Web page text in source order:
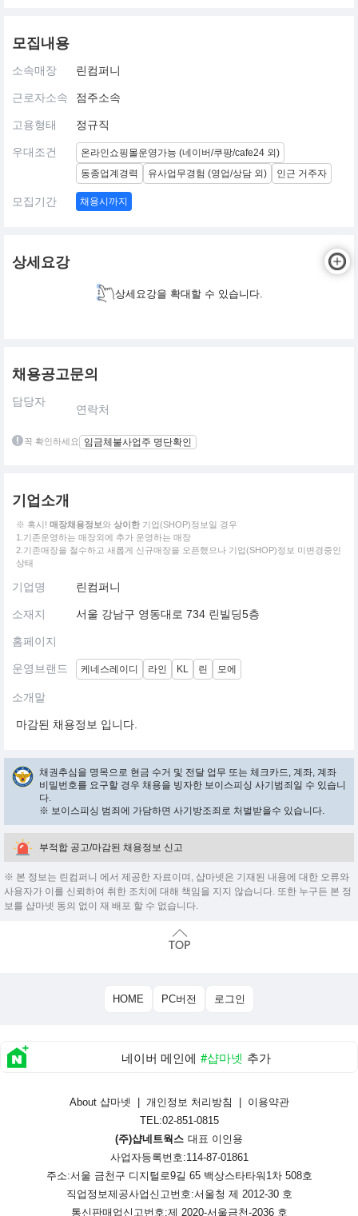
모집내용
소속매장 린컴퍼니
근로자소속 점주소속
고용형태 정규직
우대조건
온라인쇼핑몰운영가능 (네이버/쿠팡/cafe24 외)
동종업계경력
유사업무경험 (영업/상담 외) 인근 거주자
모집기간 채용시까지
상세요강
상세요강을 확대할 수 있습니다.
채용공고문의
담당자
연락처
꼭 확인하세요 임금체불사업주 명단확인
기업소개
※ 혹시! 매장채용정보와 상이한 기업(SHOP)정보일 경우
1.기존운영하는 매장외에 추가 운영하는 매장
2.기존매장을 철수하고 새롭게 신규매장을 오픈했으나 기업(SHOP)정보 미변경중인
상태
기업명 린컴퍼니
소재지 서울 강남구 영동대로 734 린빌딩5층
홈페이지
운영브랜드 케네스레이디 라인 KL 린 모에
소개말
마감된 채용정보 입니다.
채권추심을 명목으로 현금 수거 및 전달 업무 또는 체크카드, 계좌, 계좌
비밀번호를 요구할 경우 채용을 빙자한 보이스피싱 사기범죄일 수 있습니
다.
※ 보이스피싱 범죄에 가담하면 사기방조죄로 처벌받을수 있습니다.
부적합 공고/마감된 채용정보 신고
※ 본 정보는 린컴퍼니 에서 제공한 자료이며, 샵마넷은 기재된 내용에 대한 오류와
사용자가 이를 신뢰하여 취한 조치에 대해 책임을 지지 않습니다. 또한 누구든 본 정
보를 샵마넷 동의 없이 재 배포 할 수 없습니다.
HOME PC버전 로그인
네이버 메인에 #샵마넷 추가
About 샵마넷 개인정보 처리방침
이용약관
TEL:02-851-0815
(주)샵네트웍스 대표 이인용
사업자등록번호:114-87-01861
주소:서울 금천구 디지털로9길 65 백상스타타워1차 508호
직업정보제공사업신고번호:서울청 제 2012-30 호
통신판매업신고번호:제 2020-서울금천-2036 호